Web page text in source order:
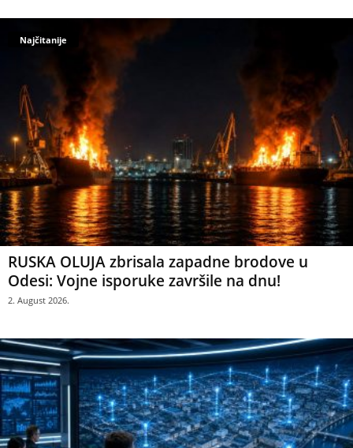
Najčitanije
RUSKA OLUJA zbrisala zapadne brodove u
Odesi: Vojne isporuke završile na dnu!
2. August 2026.